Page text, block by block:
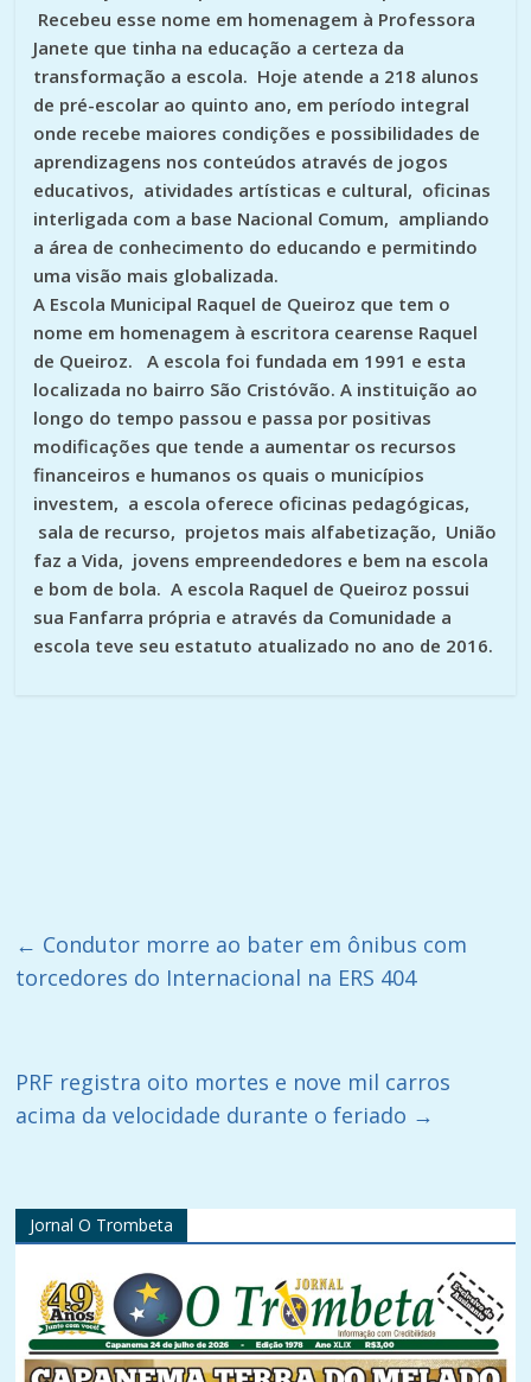
Recebeu esse nome em homenagem à Professora
Janete que tinha na educação a certeza da
transformação a escola. Hoje atende a 218 alunos
de pré-escolar ao quinto ano, em período integral
onde recebe maiores condições e possibilidades de
aprendizagens nos conteúdos através de jogos
educativos, atividades artísticas e cultural, oficinas
interligada com a base Nacional Comum, ampliando
a área de conhecimento do educando e permitindo
uma visão mais globalizada.
A Escola Municipal Raquel de Queiroz que tem o
nome em homenagem à escritora cearense Raquel
de Queiroz. A escola foi fundada em 1991 e esta
localizada no bairro São Cristóvão. A instituição ao
longo do tempo passou e passa por positivas
modificações que tende a aumentar os recursos
financeiros e humanos os quais o municípios
investem, a escola oferece oficinas pedagógicas,
sala de recurso, projetos mais alfabetização, União
faz a Vida, jovens empreendedores e bem na escola
e bom de bola. A escola Raquel de Queiroz possui
sua Fanfarra própria e através da Comunidade a
escola teve seu estatuto atualizado no ano de 2016.
← Condutor morre ao bater em ônibus com
torcedores do Internacional na ERS 404
PRF registra oito mortes e nove mil carros
acima da velocidade durante o feriado →
Jornal O Trombeta